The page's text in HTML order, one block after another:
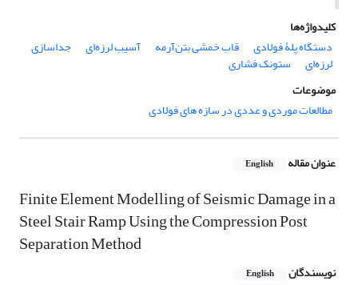
کلیدواژه‌ها
دستگاه پلۀ فولادی
قاب خمشی بتن‌آرمه آسیب لرزه‌ای جداسازی
لرزه‌ای
ستونک فشاری
موضوعات
مطالعات موردی و عددی در سازه های فولادی
عنوان مقاله English
Finite Element Modelling of Seismic Damage in a
Steel Stair Ramp Using the Compression Post
Separation Method
نویسندگان English